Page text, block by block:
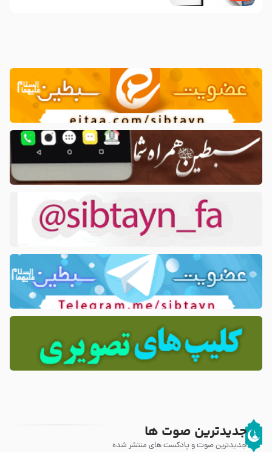
جدیدترین صوت ها
جدیدترین صوت و پادکست های منتشر شده